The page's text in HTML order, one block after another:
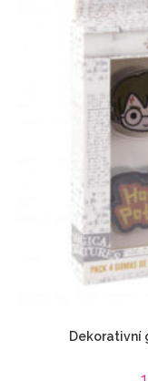
Dekorativní